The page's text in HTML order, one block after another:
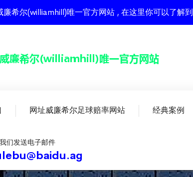
廉希尔(williamhill)唯一官方网站 , 在这里你可以了解
网址威廉希尔足球赔率网站 经典案例
们发送电子邮件